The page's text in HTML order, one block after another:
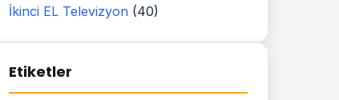
İkinci EL Televizyon (40)
Etiketler